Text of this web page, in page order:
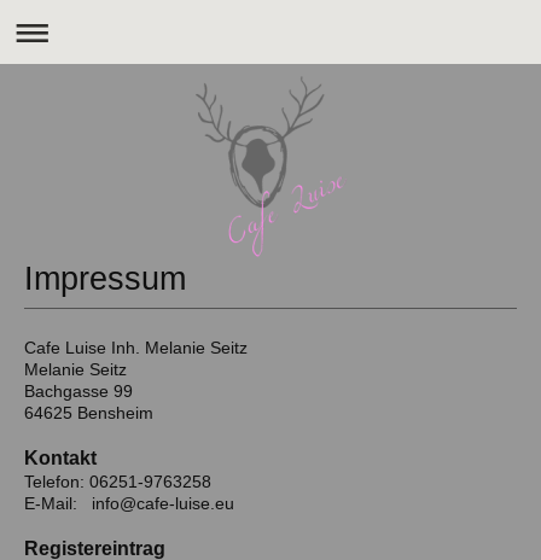
Impressum
Cafe Luise Inh. Melanie Seitz
Melanie Seitz
Bachgasse 99
64625 Bensheim
Kontakt
Telefon: 06251-9763258
E-Mail: info@cafe-luise.eu
Registereintrag